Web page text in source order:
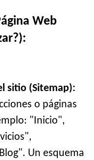
Web
sitio (Sitemap):
o páginas
"Inicio",
Un esquema